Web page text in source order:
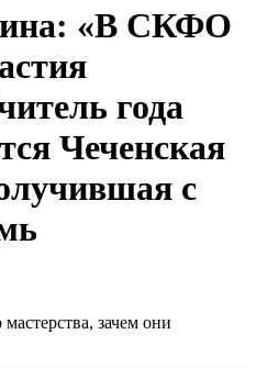
«В СКФО
года
Чеченская
с
зачем они